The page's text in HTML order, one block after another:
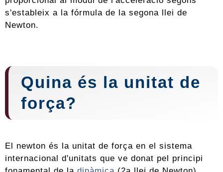
s'estableix a la fórmula de la segona llei de
Newton.
Quina és la unitat de
força?
El newton és la unitat de força en el sistema
internacional d'unitats que ve donat pel principi